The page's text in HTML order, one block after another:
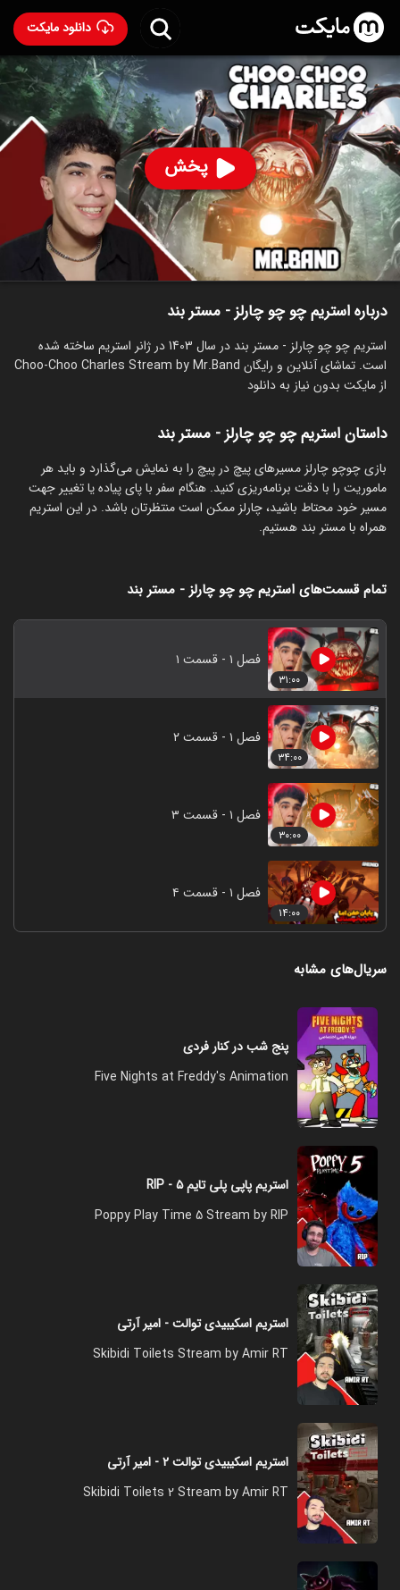
دانلود مایکت
پخش
استریم چو چو چارلز - مستر بند
۲۸۸ 88% مستر بند
ساخت ایران سال 1403
رده سنی ۱۳+
استریم
توضیحات قسمت‌ها سریال‌های مشابه
درباره استریم چو چو چارلز - مستر بند
استریم چو چو چارلز - مستر بند در سال 1403 در ژانر استریم ساخته شده
است. تماشای آنلاین و رایگان Choo-Choo Charles Stream by Mr.Band
از مایکت بدون نیاز به دانلود
داستان استریم چو چو چارلز - مستر بند
‏بازی چو‌چو چارلز مسیرهای پیچ در پیچ را به نمایش می‌گذارد و باید هر
ماموریت را با دقت برنامه‌ریزی کنید. هنگام سفر با پای پیاده یا تغییر جهت
مسیر خود محتاط باشید، چارلز ممکن است منتظرتان باشد. در این استریم
همراه با مستر بند هستیم.
تمام قسمت‌های استریم چو چو چارلز - مستر بند
۳۱:۰۰
فصل ۱ - قسمت ۱
۳۴:۰۰
فصل ۱ - قسمت ۲
۳۰:۰۰
فصل ۱ - قسمت ۳
۱۴:۰۰
فصل ۱ - قسمت ۴
سریال‌های مشابه
پنج شب در کنار فردی
Five Nights at Freddy's Animation
استریم پاپی پلی تایم ۵ - RIP
Poppy Play Time 5 Stream by RIP
استریم اسکیبیدی توالت - امیر آرتی
Skibidi Toilets Stream by Amir RT
استریم اسکیبیدی توالت ۲ - امیر آرتی
Skibidi Toilets 2 Stream by Amir RT